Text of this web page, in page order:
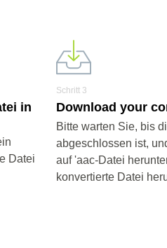
in
Datei
Schritt 3
Download your
Bitte warten Sie, bis
abgeschlossen ist,
auf 'aac-Datei
konvertierte Datei